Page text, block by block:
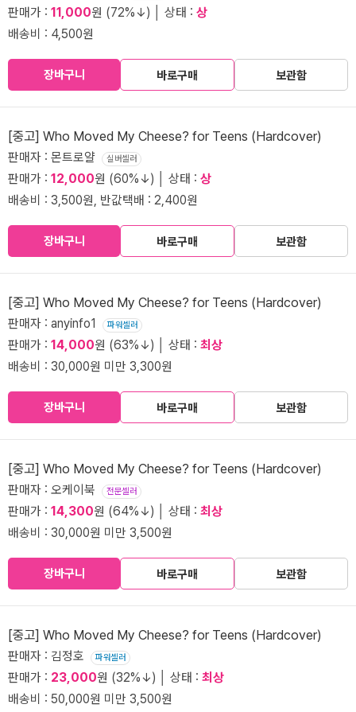
판매가 : 11,000원 (72%↓) │ 상태 : 상
배송비 : 4,500원
장바구니 바로구매 보관함
[중고] Who Moved My Cheese? for Teens (Hardcover)
판매자 : 몬트로얄 실버셀러
판매가 : 12,000원 (60%↓) │ 상태 : 상
배송비 : 3,500원, 반값택배 : 2,400원
장바구니 바로구매 보관함
[중고] Who Moved My Cheese? for Teens (Hardcover)
판매자 : anyinfo1 파워셀러
판매가 : 14,000원 (63%↓) │ 상태 : 최상
배송비 : 30,000원 미만 3,300원
장바구니 바로구매 보관함
[중고] Who Moved My Cheese? for Teens (Hardcover)
판매자 : 오케이북 전문셀러
판매가 : 14,300원 (64%↓) │ 상태 : 최상
배송비 : 30,000원 미만 3,500원
장바구니 바로구매 보관함
[중고] Who Moved My Cheese? for Teens (Hardcover)
판매자 : 김정호 파워셀러
판매가 : 23,000원 (32%↓) │ 상태 : 최상
배송비 : 50,000원 미만 3,500원